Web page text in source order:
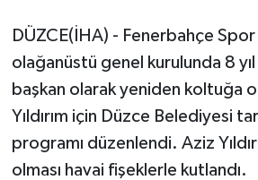
DÜZCE(İHA) - Fenerbahçe
olağanüstü genel kurulunda 8
başkan olarak yeniden koltuğa
Yıldırım için Düzce Belediyesi
programı düzenlendi. Aziz
olması havai fişeklerle kutlandı.
GÜNDEM
Güvenlik
HABERDE İNSAN